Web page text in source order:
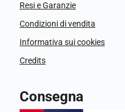
Resi e Garanzie
Condizioni di vendita
Informativa sui cookies
Credits
Consegna